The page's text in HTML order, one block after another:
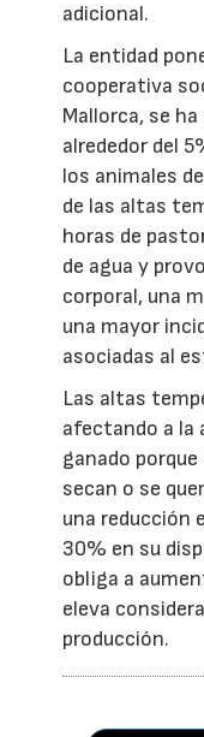
adicional.
La entidad
cooperativa
Mallorca, se
alrededor del
los animales
de las altas
horas de
de agua y
corporal, una
una mayor
asociadas al
Las altas
afectando a la
ganado
secan o se
una reducción
30% en su
obliga a
eleva
producción.